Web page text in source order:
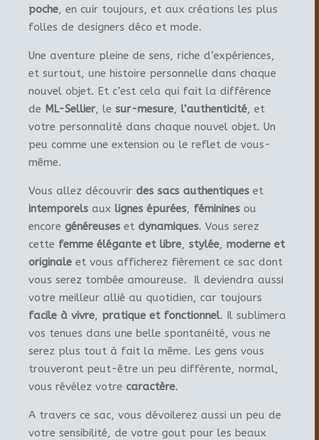
poche, en cuir toujours, et aux créations les plus
folles de designers déco et mode.
Une aventure pleine de sens, riche d’expériences,
et surtout, une histoire personnelle dans chaque
nouvel objet. Et c’est cela qui fait la différence
de ML-Sellier, le sur-mesure, l’authenticité, et
votre personnalité dans chaque nouvel objet. Un
peu comme une extension ou le reflet de vous-
même.
Vous allez découvrir des sacs authentiques et
intemporels aux lignes épurées, féminines ou
encore généreuses et dynamiques. Vous serez
cette femme élégante et libre, stylée, moderne et
originale et vous afficherez fièrement ce sac dont
vous serez tombée amoureuse. Il deviendra aussi
votre meilleur allié au quotidien, car toujours
facile à vivre, pratique et fonctionnel. Il sublimera
vos tenues dans une belle spontanéité, vous ne
serez plus tout à fait la même. Les gens vous
trouveront peut-être un peu différente, normal,
vous révélez votre caractère.
A travers ce sac, vous dévoilerez aussi un peu de
votre sensibilité, de votre gout pour les beaux